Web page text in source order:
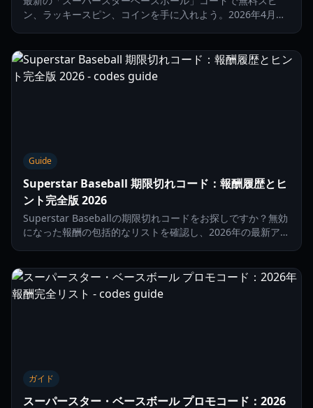
ン、ラッキースピン、コインを手に入れよう。2026年4月更
Guide
Superstar Baseball 期限切れコード：報酬履歴とヒ
ント完全版 2026
Superstar Baseballの期限切れコードをお探しですか？無効
になった報酬の包括的なリストを確認し、2026年の最新アク
ガイド
スーパースター・ベースボール プロモコード：2026